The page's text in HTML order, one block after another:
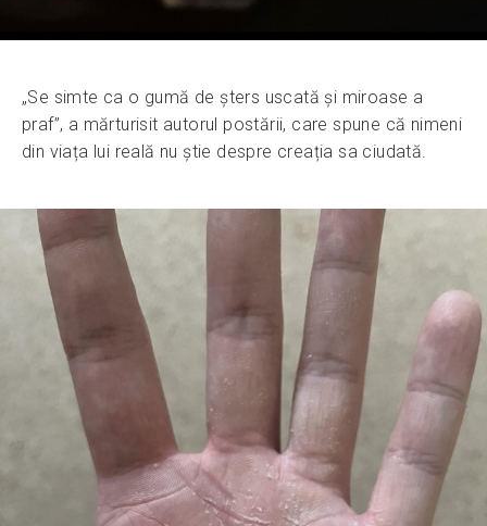
„Se simte ca o gumă de șters uscată și miroase a
praf”, a mărturisit autorul postării, care spune că nimeni
din viața lui reală nu știe despre creația sa ciudată.